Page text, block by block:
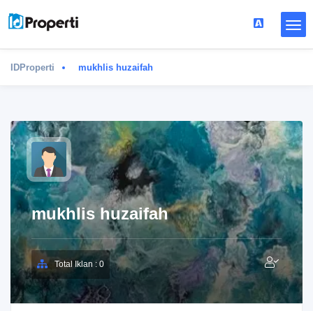
IDProperti mukhlis huzaifah
mukhlis huzaifah
Total Iklan : 0